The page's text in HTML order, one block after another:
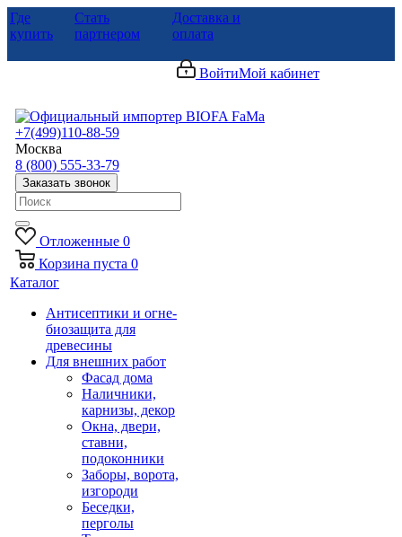
Где
купить
Стать
партнером
Доставка и
оплата
ВойтиМой кабинет
+7(499)110-88-59
Москва
8 (800) 555-33-79
Заказать звонок
Отложенные 0
Корзина пуста 0
Каталог
Антисептики и огне-
биозащита для
древесины
Для внешних работ
Фасад дома
Наличники,
карнизы, декор
Окна, двери,
ставни,
подоконники
Заборы, ворота,
изгороди
Беседки,
перголы